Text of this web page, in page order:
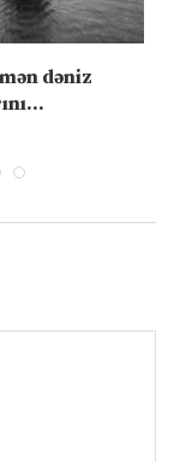
dəniz